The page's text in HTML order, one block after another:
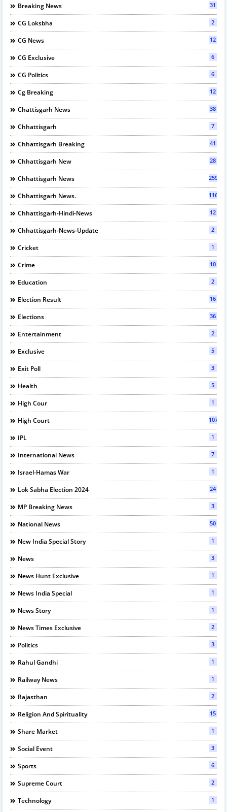
Breaking News 31
CG Loksbha 2
CG News 12
CG Exclusive 6
CG Politics 6
Cg Breaking 12
Chattisgarh News 38
Chhattisgarh 7
Chhattisgarh Breaking 41
Chhattisgarh New 28
Chhattisgarh News 2595
Chhattisgarh News. 116
Chhattisgarh-Hindi-News 12
Chhattisgarh-News-Update 2
Cricket 1
Crime 10
Education 2
Election Result 16
Elections 36
Entertainment 2
Exclusive 5
Exit Poll 3
Health 5
High Cour 1
High Court 107
IPL 1
International News 7
Israel-Hamas War 1
Lok Sabha Election 2024 24
MP Breaking News 3
National News 50
New India Special Story 1
News 3
News Hunt Exclusive 1
News India Special 1
News Story 1
News Times Exclusive 2
Politics 3
Rahul Gandhi 1
Railway News 1
Rajasthan 2
Religion And Spirituality 15
Share Market 1
Social Event 3
Sports 6
Supreme Court 2
Technology 1